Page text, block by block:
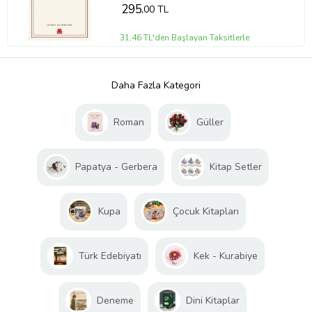
295,00 TL
31,46 TL'den Başlayan Taksitlerle
Daha Fazla Kategori
Roman Güller
Papatya - Gerbera Kitap Setler
Kupa Çocuk Kitapları
Türk Edebiyatı Kek - Kurabiye
Deneme Dini Kitaplar